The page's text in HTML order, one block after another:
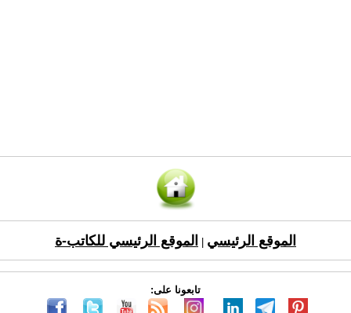
الموقع الرئيسي الموقع الرئيسي للكاتب-ة
تابعونا على: